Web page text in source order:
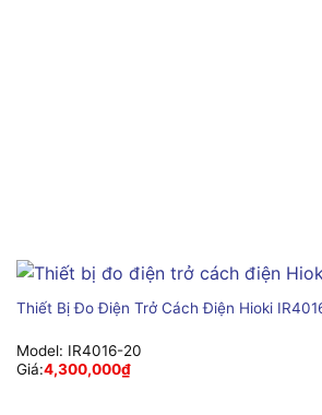
Thiết Bị Đo Điện Trở Cách Điện Hioki
Model: IR4016-20
Giá:4,300,000₫